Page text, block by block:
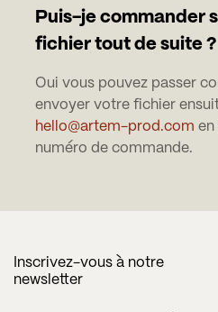
Puis-je commander
fichier tout de suite ?
Oui vous pouvez passer
envoyer votre fichier
hello@artem-prod.com en
numéro de commande.
Inscrivez-vous à notre
newsletter